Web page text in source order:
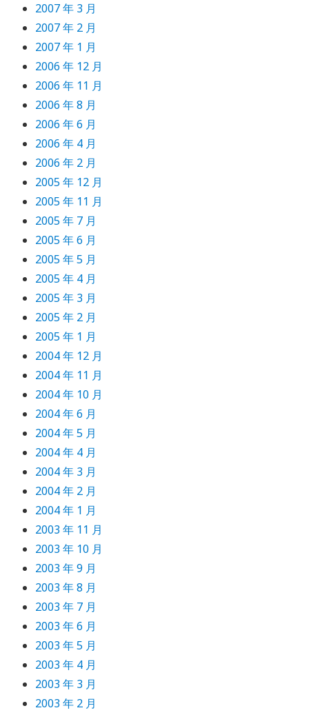
2007 年 3 月
2007 年 2 月
2007 年 1 月
2006 年 12 月
2006 年 11 月
2006 年 8 月
2006 年 6 月
2006 年 4 月
2006 年 2 月
2005 年 12 月
2005 年 11 月
2005 年 7 月
2005 年 6 月
2005 年 5 月
2005 年 4 月
2005 年 3 月
2005 年 2 月
2005 年 1 月
2004 年 12 月
2004 年 11 月
2004 年 10 月
2004 年 6 月
2004 年 5 月
2004 年 4 月
2004 年 3 月
2004 年 2 月
2004 年 1 月
2003 年 11 月
2003 年 10 月
2003 年 9 月
2003 年 8 月
2003 年 7 月
2003 年 6 月
2003 年 5 月
2003 年 4 月
2003 年 3 月
2003 年 2 月